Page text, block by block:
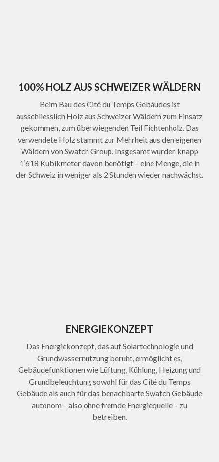
100% HOLZ AUS SCHWEIZER WÄLDERN
Beim Bau des Cité du Temps Gebäudes ist
ausschliesslich Holz aus Schweizer Wäldern zum Einsatz
gekommen, zum überwiegenden Teil Fichtenholz. Das
verwendete Holz stammt zur Mehrheit aus den eigenen
Wäldern von Swatch Group. Insgesamt wurden knapp
1‘618 Kubikmeter davon benötigt – eine Menge, die in
der Schweiz in weniger als 2 Stunden wieder nachwächst.
ENERGIEKONZEPT
Das Energiekonzept, das auf Solartechnologie und
Grundwassernutzung beruht, ermöglicht es,
Gebäudefunktionen wie Lüftung, Kühlung, Heizung und
Grundbeleuchtung sowohl für das Cité du Temps
Gebäude als auch für das benachbarte Swatch Gebäude
autonom – also ohne fremde Energiequelle – zu
betreiben.